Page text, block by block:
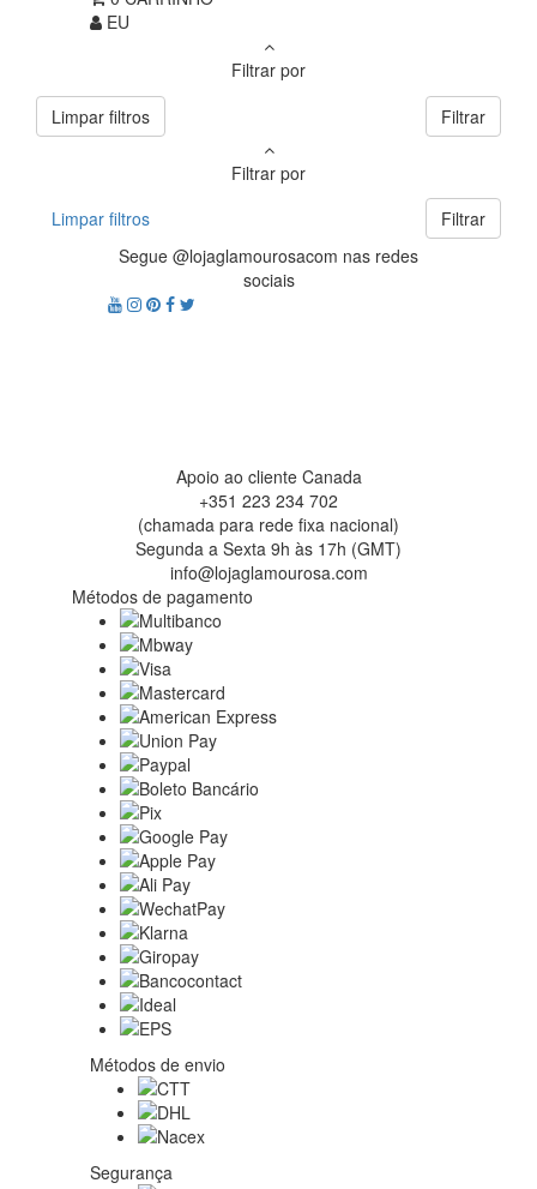
EU
Filtrar por
Limpar filtros
Filtrar
Filtrar por
Limpar filtros
Filtrar
Segue @lojaglamourosacom nas redes
sociais
Apoio ao cliente Canada
+351 223 234 702
(chamada para rede fixa nacional)
Segunda a Sexta 9h às 17h (GMT)
info@lojaglamourosa.com
Métodos de pagamento
Métodos de envio
Segurança